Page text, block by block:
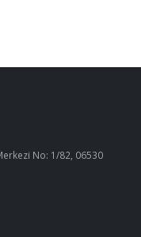
No: 1/82, 06530